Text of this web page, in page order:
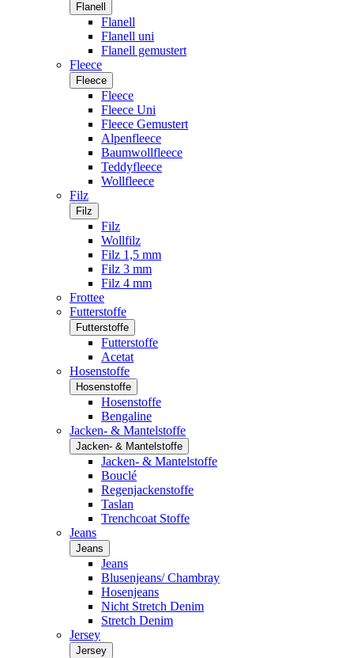
Flanell
Flanell
Flanell uni
Flanell gemustert
Fleece
Fleece
Fleece
Fleece Uni
Fleece Gemustert
Alpenfleece
Baumwollfleece
Teddyfleece
Wollfleece
Filz
Filz
Filz
Wollfilz
Filz 1,5 mm
Filz 3 mm
Filz 4 mm
Frottee
Futterstoffe
Futterstoffe
Futterstoffe
Acetat
Hosenstoffe
Hosenstoffe
Hosenstoffe
Bengaline
Jacken- & Mantelstoffe
Jacken- & Mantelstoffe
Jacken- & Mantelstoffe
Bouclé
Regenjackenstoffe
Taslan
Trenchcoat Stoffe
Jeans
Jeans
Jeans
Blusenjeans/ Chambray
Hosenjeans
Nicht Stretch Denim
Stretch Denim
Jersey
Jersey